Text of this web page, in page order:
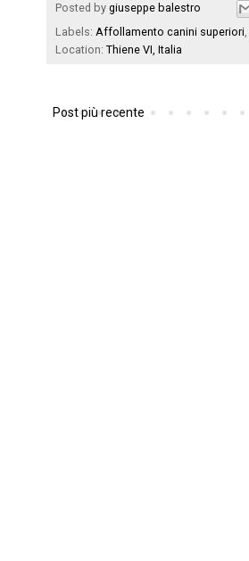
Posted by giuseppe balestro
Labels: Affollamento canini superiori,
Location: Thiene VI, Italia
Post più recente